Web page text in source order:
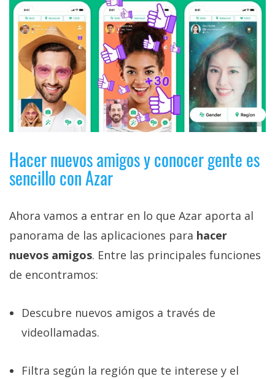
Publicidad
/
Cambiar
opciones
de
privacidad
/
Aviso
Legal
El medio de
comunicación
digital donde
todas las
tecnología,
ordenadores,
apps,
informática,
comparativas,
trucos y
tutoriales.
Informático
(CC) 2006-
Hacer nuevos amigos y conocer gente es
sencillo con Azar
Ahora vamos a entrar en lo que Azar aporta al
panorama de las aplicaciones para hacer
nuevos amigos. Entre las principales funciones
de encontramos:
Descubre nuevos amigos a través de
videollamadas.
Filtra según la región que te interese y el